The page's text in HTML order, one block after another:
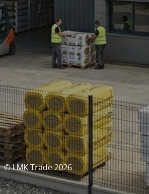
© LMK Trade 2026